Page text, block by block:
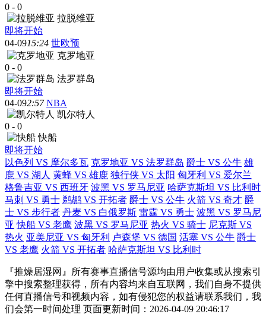
0 - 0
拉脱维亚
即将开始
04-0915:24 世欧预
克罗地亚
0 - 0
法罗群岛
即将开始
04-092:57 NBA
凯尔特人
0 - 0
快船
即将开始
以色列 VS 摩尔多瓦 克罗地亚 VS 法罗群岛 爵士 VS 公牛 雄
鹿 VS 湖人 黄蜂 VS 雄鹿 独行侠 VS 太阳 匈牙利 VS 爱尔兰
格鲁吉亚 VS 西班牙 波黑 VS 罗马尼亚 哈萨克斯坦 VS 比利时
马刺 VS 勇士 鹈鹕 VS 开拓者 爵士 VS 公牛 火箭 VS 奇才 爵
士 VS 步行者 丹麦 VS 白俄罗斯 雷霆 VS 勇士 波黑 VS 罗马尼
亚 快船 VS 老鹰 波黑 VS 罗马尼亚 热火 VS 骑士 尼克斯 VS
热火 亚美尼亚 VS 匈牙利 卢森堡 VS 德国 活塞 VS 公牛 爵士
VS 老鹰 火箭 VS 开拓者 哈萨克斯坦 VS 比利时
『推燥居湿网』所有赛事直播信号源均由用户收集或从搜索引
擎中搜索整理获得，所有内容均来自互联网，我们自身不提供
任何直播信号和视频内容，如有侵犯您的权益请联系我们，我
们会第一时间处理 页面更新时间：2026-04-09 20:46:17